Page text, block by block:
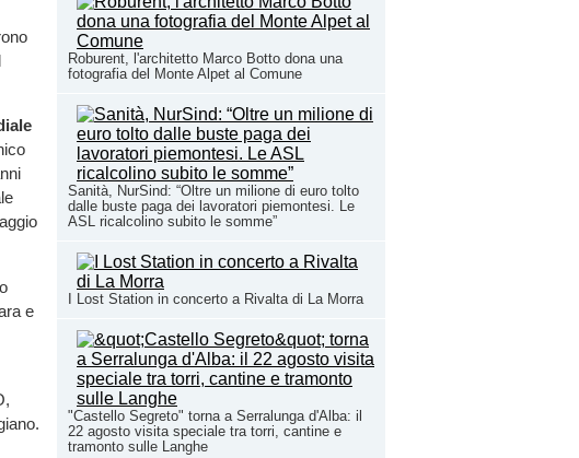
Roburent, l'architetto Marco Botto dona una
fotografia del Monte Alpet al Comune
Sanità, NurSind: “Oltre un milione di euro tolto
dalle buste paga dei lavoratori piemontesi. Le
ASL ricalcolino subito le somme”
I Lost Station in concerto a Rivalta di La Morra
"Castello Segreto" torna a Serralunga d'Alba: il
22 agosto visita speciale tra torri, cantine e
tramonto sulle Langhe
e